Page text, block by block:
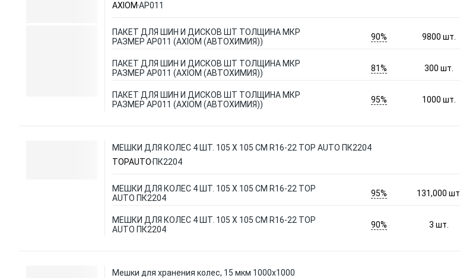
AXIOM AP011
ПАКЕТ ДЛЯ ШИН И ДИСКОВ ШТ ТОЛЩИНА МКР
РАЗМЕР AP011 (AXIOM (АВТОХИМИЯ))
90% 9800шт.
ПАКЕТ ДЛЯ ШИН И ДИСКОВ ШТ ТОЛЩИНА МКР
РАЗМЕР AP011 (AXIOM (АВТОХИМИЯ))
81% 300шт.
ПАКЕТ ДЛЯ ШИН И ДИСКОВ ШТ ТОЛЩИНА МКР
РАЗМЕР AP011 (AXIOM (АВТОХИМИЯ))
95% 1000шт.
МЕШКИ ДЛЯ КОЛЕС 4 ШТ. 105 Х 105 СМ R16-22 TOP AUTO ПК2204
TOPAUTO ПК2204
МЕШКИ ДЛЯ КОЛЕС 4 ШТ. 105 Х 105 СМ R16-22 TOP
AUTO ПК2204
95% 131,000 шт.
МЕШКИ ДЛЯ КОЛЕС 4 ШТ. 105 Х 105 СМ R16-22 TOP
AUTO ПК2204
90% 3шт.
Мешки для хранения колес, 15 мкм 1000х1000